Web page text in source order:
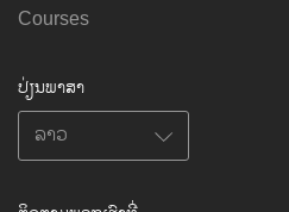
Courses
ປ່ຽນພາສາ